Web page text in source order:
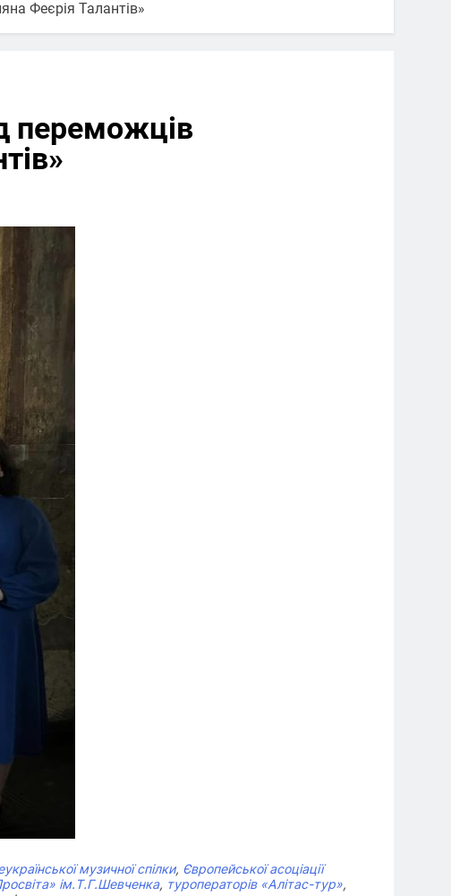
Феєрія Талантів»
переможців
музичної спілки, Європейської асоціації
ім.Т.Г.Шевченка, туроператорів «Алітас-тур»,